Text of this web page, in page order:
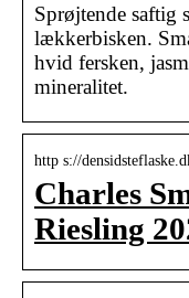
Sprøjtende saftig
lækkerbisken.
hvid fersken,
mineralitet.
http s://
Charles
Riesling